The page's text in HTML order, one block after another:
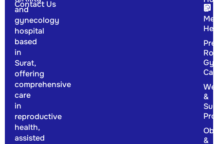
and
gynecology
hospital
based
in
Surat,
offering
comprehensive
care
in
reproductive
health,
assisted
Contact Us
&
&
&